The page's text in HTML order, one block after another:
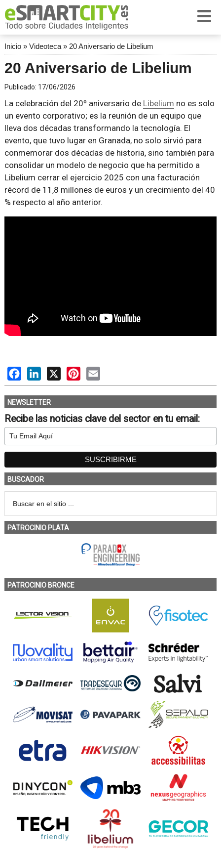
Inicio» Videoteca» 20 Aniversario de Libelium
20 Aniversario de Libelium
Publicado: 17/06/2026
La celebración del 20º aniversario de Libelium no es solo
un evento corporativo; es la reunión de un equipo que
lleva dos décadas transformando la tecnología. El
evento, que tuvo lugar en Granada, no solo sirvió para
conmemorar dos décadas de historia, sino también para
consolidar un modelo de negocio que ha permitido a
Libelium cerrar el ejercicio 2025 con una facturación
récord de 11,8 millones de euros y un crecimiento del 40
% respecto al año anterior.
FacebookLinkedIn
X PinterestEmail
NEWSLETTER
Recibe las noticias clave del sector en tu email:
BUSCADOR
PATROCINIO PLATA
PATROCINIO BRONCE